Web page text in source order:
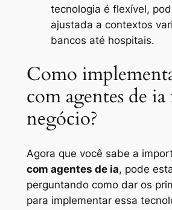
tecnologia é flexível,
ajustada a contextos
bancos até hospitais.
Como
com agentes de ia
negócio?
Agora que você sabe a
com agentes de ia, pode
perguntando como dar os
para implementar essa